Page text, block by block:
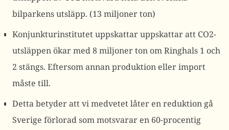
bilparkens utsläpp. (13 miljoner ton)
Konjunkturinstitutet uppskattar uppskattar att CO2-
utsläppen ökar med 8 miljoner ton om Ringhals 1 och
2 stängs. Eftersom annan produktion eller import
måste till.
Detta betyder att vi medvetet låter en reduktion gå
Sverige förlorad som motsvarar en 60-procentig